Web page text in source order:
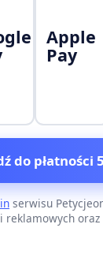
Apple
Pay
do płatności
serwisu
reklamowych oraz